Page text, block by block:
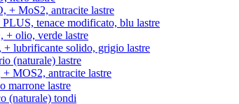
+ MoS2, antracite lastre
tenace modificato, blu lastre
+ olio, verde lastre
+ lubrificante solido, grigio lastre
(naturale) lastre
MOS2, antracite lastre
marrone lastre
(naturale) tondi